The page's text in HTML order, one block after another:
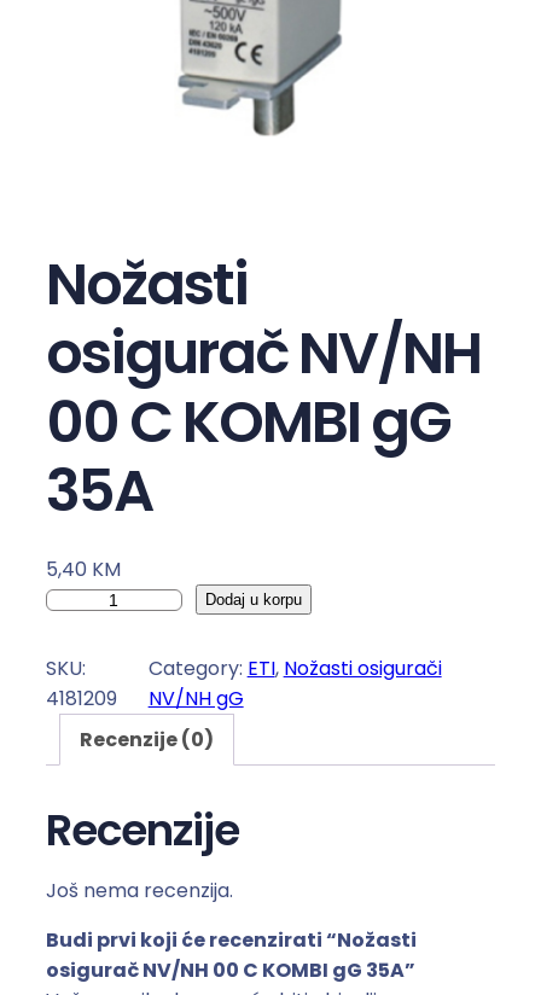
Nožasti
osigurač NV/NH
00 C KOMBI gG
35A
5,40 KM
N
ž
a
o
s
g
u
r
Dodaj u korpu
SKU:
4181209
Category: ETI, Nožasti osigurači
NV/NH gG
Recenzije (0)
Recenzije
Još nema recenzija.
Budi prvi koji će recenzirati “Nožasti
osigurač NV/NH 00 C KOMBI gG 35A”